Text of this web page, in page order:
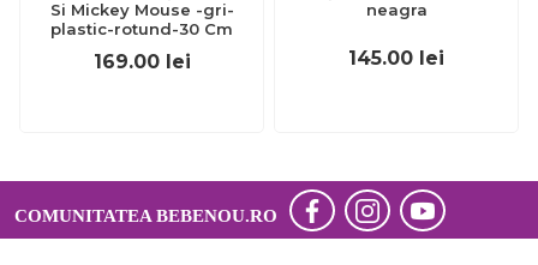
Si Mickey Mouse -gri-
plastic-rotund-30 Cm
169.00 lei
neagra
145.00 lei
COMUNITATEA BEBENOU.RO